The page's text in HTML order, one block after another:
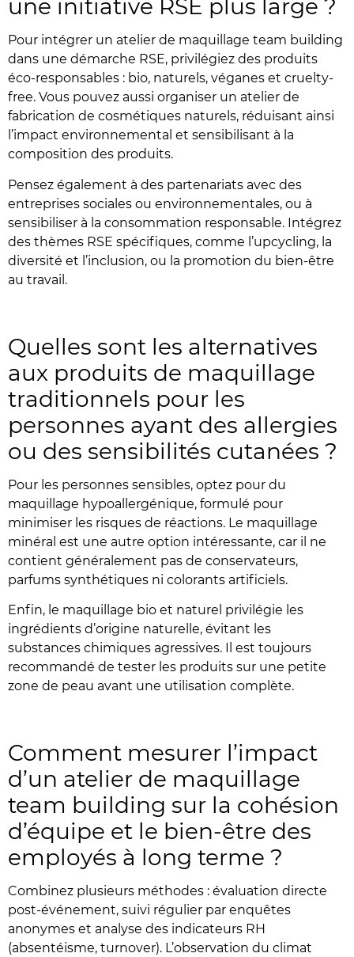
une initiative RSE plus large ?
Pour intégrer un atelier de maquillage team building
dans une démarche RSE, privilégiez des produits
éco-responsables : bio, naturels, véganes et cruelty-
free. Vous pouvez aussi organiser un atelier de
fabrication de cosmétiques naturels, réduisant ainsi
l’impact environnemental et sensibilisant à la
composition des produits.
Pensez également à des partenariats avec des
entreprises sociales ou environnementales, ou à
sensibiliser à la consommation responsable. Intégrez
des thèmes RSE spécifiques, comme l’upcycling, la
diversité et l’inclusion, ou la promotion du bien-être
au travail.
Quelles sont les alternatives
aux produits de maquillage
traditionnels pour les
personnes ayant des allergies
ou des sensibilités cutanées ?
Pour les personnes sensibles, optez pour du
maquillage hypoallergénique, formulé pour
minimiser les risques de réactions. Le maquillage
minéral est une autre option intéressante, car il ne
contient généralement pas de conservateurs,
parfums synthétiques ni colorants artificiels.
Enfin, le maquillage bio et naturel privilégie les
ingrédients d’origine naturelle, évitant les
substances chimiques agressives. Il est toujours
recommandé de tester les produits sur une petite
zone de peau avant une utilisation complète.
Comment mesurer l’impact
d’un atelier de maquillage
team building sur la cohésion
d’équipe et le bien-être des
employés à long terme ?
Combinez plusieurs méthodes : évaluation directe
post-événement, suivi régulier par enquêtes
anonymes et analyse des indicateurs RH
(absentéisme, turnover). L’observation du climat